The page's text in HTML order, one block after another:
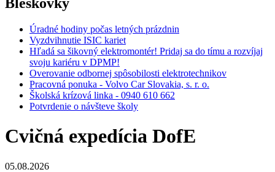
Úradné hodiny počas letných prázdnin
Vyzdvihnutie ISIC kariet
Hľadá sa šikovný elektromontér! Pridaj sa do tímu a rozvíjaj
svoju kariéru v DPMP!
Overovanie odbornej spôsobilosti elektrotechnikov
Pracovná ponuka - Volvo Car Slovakia, s. r. o.
Školská krízová linka - 0940 610 662
Potvrdenie o návšteve školy
Cvičná expedícia DofE
05.08.2026